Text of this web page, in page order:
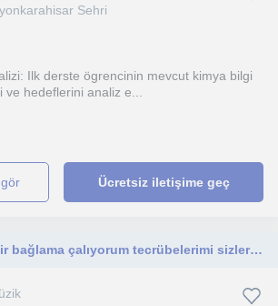
Sehri
Ilk derste ögrencinin mevcut kimya bilgi
hedeflerini analiz e...
gör Ücretsiz iletişime geç
Yaklaşık 8 9 senedir bağlama çalıyorum tecrübelerimi sizlere aktarmak için 0'dan bağlama derslerimize sizleri beklerim